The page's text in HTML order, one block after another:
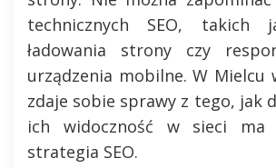
technicznych SEO, takich
ładowania strony czy
urządzenia mobilne. W Mielcu
zdaje sobie sprawy z tego, jak
ich widoczność w sieci ma
strategia SEO.